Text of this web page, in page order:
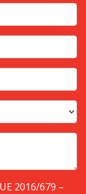
2016/679 –